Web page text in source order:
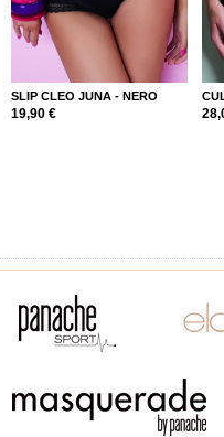
SLIP CLEO JUNA - NERO
19,90 €